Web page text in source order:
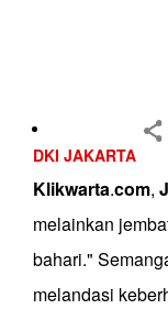
DKI JAKARTA
Klikwarta.com,
melainkan
bahari."
melandasi